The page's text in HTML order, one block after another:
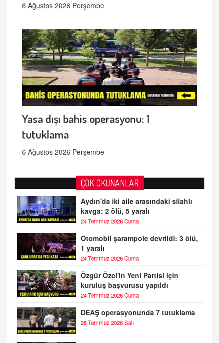
6 Ağustos 2026 Perşembe
Yasa dışı bahis operasyonu: 1
tutuklama
6 Ağustos 2026 Perşembe
ÇOK OKUNANLAR
Aydın'da iki aile arasındaki silahlı
kavga: 2 ölü, 5 yaralı
24 Temmuz 2026 Cuma
Otomobil şarampole devrildi: 3 ölü,
1 yaralı
24 Temmuz 2026 Cuma
Özgür Özel'in Yeni Partisi için
kuruluş başvurusu yapıldı
24 Temmuz 2026 Cuma
DEAŞ operasyonunda 7 tutuklama
28 Temmuz 2026 Salı